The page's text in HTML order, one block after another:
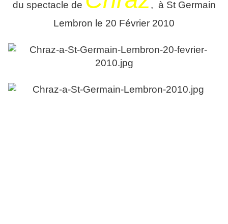
du spectacle de
, à St Germain
Lembron le 20 Février 2010